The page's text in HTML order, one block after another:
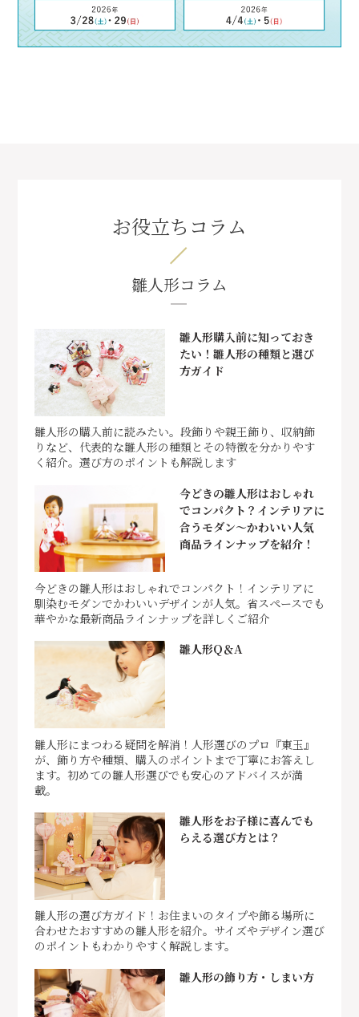
お役立ちコラム
雛人形コラム
雛人形購入前に知っておき
たい！雛人形の種類と選び
方ガイド
雛人形の購入前に読みたい。段飾りや親王飾り、収納飾
りなど、代表的な雛人形の種類とその特徴を分かりやす
く紹介。選び方のポイントも解説します
今どきの雛人形はおしゃれ
でコンパクト？インテリアに
合うモダン～かわいい人気
商品ラインナップを紹介！
今どきの雛人形はおしゃれでコンパクト！インテリアに
馴染むモダンでかわいいデザインが人気。省スペースでも
華やかな最新商品ラインナップを詳しくご紹介
雛人形Q＆A
雛人形にまつわる疑問を解消！人形選びのプロ『東玉』
が、飾り方や種類、購入のポイントまで丁寧にお答えし
ます。初めての雛人形選びでも安心のアドバイスが満
載。
雛人形をお子様に喜んでも
らえる選び方とは？
雛人形の選び方ガイド！お住まいのタイプや飾る場所に
合わせたおすすめの雛人形を紹介。サイズやデザイン選び
のポイントもわかりやすく解説します。
雛人形の飾り方・しまい方